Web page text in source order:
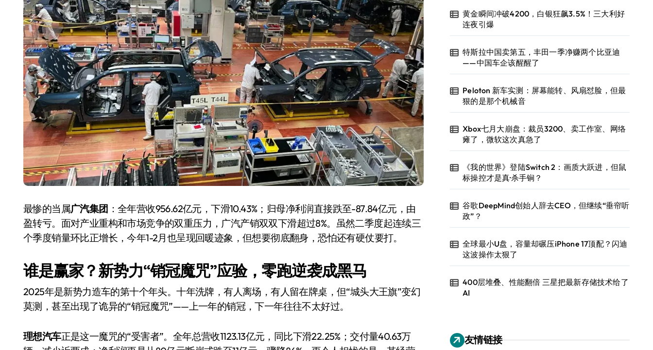
最惨的当属广汽集团 ：全年营收956.62亿元，下滑10.43%；归母净利润直接跌至-87.84亿元，由
盈转亏。面对产业重构和市场竞争的双重压力，广汽产销双双下滑超过8%。虽然二季度起连续三
个季度销量环比正增长，今年1-2月也呈现回暖迹象，但想要彻底翻身，恐怕还有硬仗要打。
谁是赢家？新势力“销冠魔咒”应验，零跑逆袭成黑马
2025年是新势力造车的第十个年头。十年洗牌，有人离场，有人留在牌桌，但“城头大王旗”变幻
莫测，甚至出现了诡异的“销冠魔咒”——上一年的销冠，下一年往往不太好过。
理想汽车正是这一魔咒的“受害者”。全年总营收1123.13亿元，同比下滑22.25%；交付量40.63万
黄金瞬间冲破4200，白银狂飙3.5%！三大利好
连夜引爆
特斯拉中国卖第五，丰田一季净赚两个比亚迪
——中国车企该醒醒了
Peloton 新车实测：屏幕能转、风扇怼脸，但最
狠的是那个机械音
Xbox七月大崩盘：裁员3200、卖工作室、网络
瘫了，微软这次真急了
《我的世界》登陆Switch 2：画质大跃进，但鼠
标操控才是真·杀手锏？
谷歌DeepMind创始人辞去CEO，但继续“垂帘听
政”？
全球最小U盘，容量却碾压iPhone 17顶配？闪迪
这波操作太狠了
400层堆叠、性能翻倍 三星把最新存储技术给了
AI
友情链接